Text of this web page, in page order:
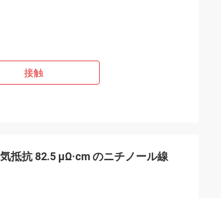
接触
抵抗 82.5 μΩ·cm のニチノール線